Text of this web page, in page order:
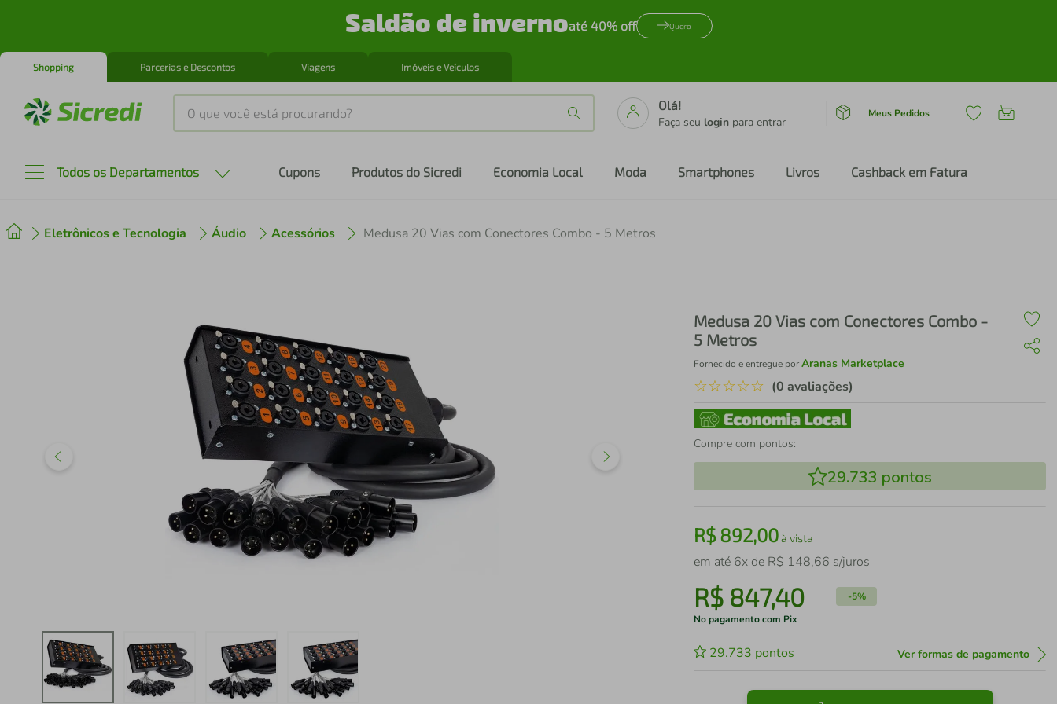
Saldão de invernoaté 40% off Quero
Shopping Parcerias e Descontos Viagens Imóveis e Veículos
O que você está procurando?
Olá!
Faça seu login para entrar
Meus Pedidos
Todos os Departamentos Cupons Produtos do Sicredi Economia Local Moda Smartphones Livros Cashback em Fatura
Eletrônicos e Tecnologia Áudio Acessórios Medusa 20 Vias com Conectores Combo - 5 Metros
Medusa 20 Vias com Conectores Combo -
5 Metros
Fornecido e entregue porAranas Marketplace
☆☆☆☆☆ (0 avaliações)
Compre com pontos:
29.733 pontos
R$892,00à vista
em até 6x de R$ 148,66 s/juros
R$ 847,40 -5%
No pagamento com Pix
29.733 pontos Ver formas de pagamento
2º cafeteira
air fryer
iphone